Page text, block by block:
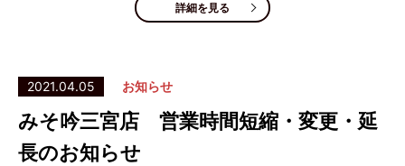
詳細を見る
2021.04.05 お知らせ
みそ吟三宮店 営業時間短縮・変更・延
長のお知らせ